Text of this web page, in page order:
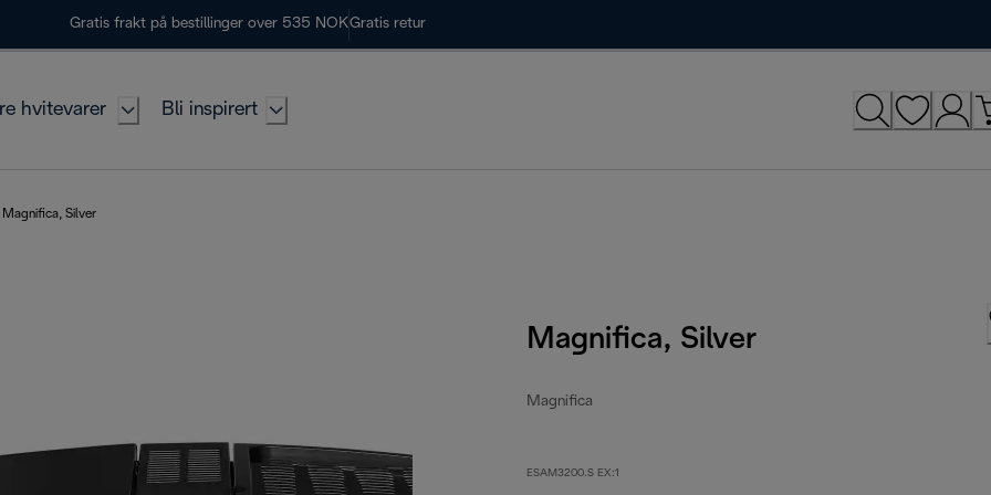
Gratis frakt på bestillinger over 535 NOKGratis retur
hvitevarer Bli inspirert
Magnifica, Silver
Magnifica, Silver
Magnifica
ESAM3200.S EX:1